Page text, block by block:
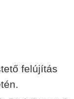
felújítás